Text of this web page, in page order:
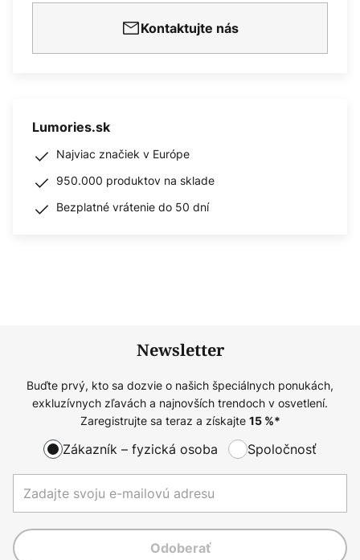
Kontaktujte nás
Lumories.sk
Najviac značiek v Európe
950.000 produktov na sklade
Bezplatné vrátenie do 50 dní
Newsletter
Buďte prvý, kto sa dozvie o našich špeciálnych ponukách,
exkluzívnych zľavách a najnovších trendoch v osvetlení.
Zaregistrujte sa teraz a získajte 15%*
Zákazník – fyzická osoba Spoločnosť
Odoberať